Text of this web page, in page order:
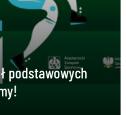
podstawowych